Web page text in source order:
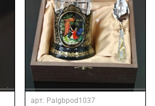
арт. Palgbpod1037